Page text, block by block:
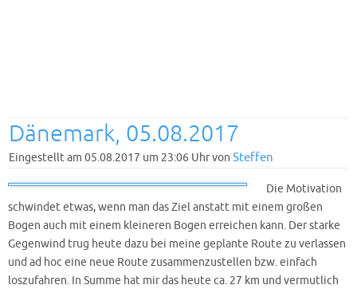
Dänemark, 05.08.2017
Eingestellt am 05.08.2017 um 23:06 Uhr von Steffen
Die Motivation
schwindet etwas, wenn man das Ziel anstatt mit einem großen
Bogen auch mit einem kleineren Bogen erreichen kann. Der starke
Gegenwind trug heute dazu bei meine geplante Route zu verlassen
und ad hoc eine neue Route zusammenzustellen bzw. einfach
loszufahren. In Summe hat mir das heute ca. 27 km und vermutlich